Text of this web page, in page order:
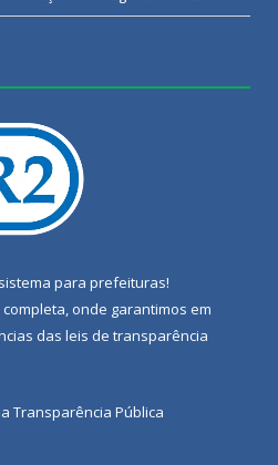
sistema para prefeituras!
completa, onde garantimos em
das leis de transparência
Transparência Pública